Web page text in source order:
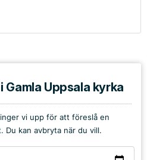
Gamla Uppsala kyrka
vi upp för att föreslå en
Du kan avbryta när du vill.